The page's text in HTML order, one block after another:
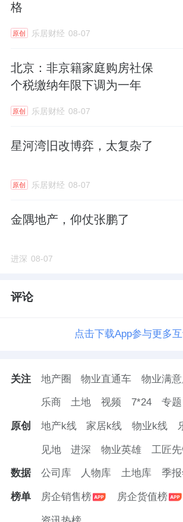
格
原创 乐居财经 08-07
北京：非京籍家庭购房社保
个税缴纳年限下调为一年
原创 乐居财经 08-07
星河湾旧改博弈，太复杂了
原创 乐居财经 08-07
金隅地产，仰仗张鹏了
进深 08-07
评论
点击下载App参与更多
关注 地产圈 物业直通车 物业满
乐商 土地 视频 7*24 专题
原创 地产k线 家居k线 物业k线
见地 进深 物业英雄 工匠
数据 公司库 人物库 土地库 季
榜单 房企销售榜 房企货值榜